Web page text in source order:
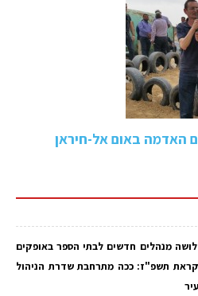
האדמה באום אל-חיראן
מנהלים חדשים לבתי הספר באופקים
תשפ"ז: ככה מתרחבת שדרת הניהול